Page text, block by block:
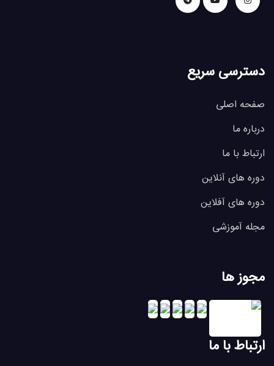
دسترسی سریع
صفحه اصلی
درباره ما
ارتباط با ما
دوره های آنلاین
دوره های آفلاین
مجله آموزشی
مجوز ها
ارتباط با ما